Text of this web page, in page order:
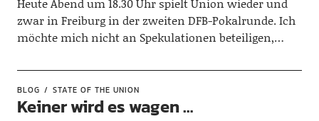
zwar in Freiburg in der zweiten DFB-Pokalrunde. Ich
möchte mich nicht an Spekulationen beteiligen,…
BLOG STATE OF THE UNION
Keiner wird es wagen …